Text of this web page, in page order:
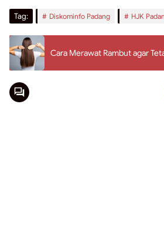
Tag: Diskominfo Padang HJK
Cara Merawat Rambut agar